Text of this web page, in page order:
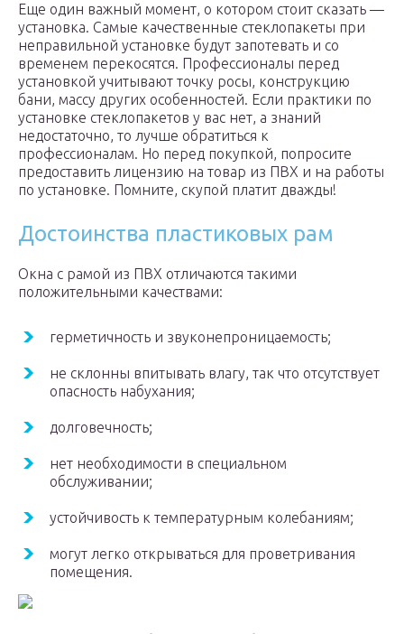
Еще один важный момент, о котором стоит сказать —
установка. Самые качественные стеклопакеты при
неправильной установке будут запотевать и со
временем перекосятся. Профессионалы перед
установкой учитывают точку росы, конструкцию
бани, массу других особенностей. Если практики по
установке стеклопакетов у вас нет, а знаний
недостаточно, то лучше обратиться к
профессионалам. Но перед покупкой, попросите
предоставить лицензию на товар из ПВХ и на работы
по установке. Помните, скупой платит дважды!
Достоинства пластиковых рам
Окна с рамой из ПВХ отличаются такими
положительными качествами:
герметичность и звуконепроницаемость;
не склонны впитывать влагу, так что отсутствует
опасность набухания;
долговечность;
нет необходимости в специальном
обслуживании;
устойчивость к температурным колебаниям;
могут легко открываться для проветривания
помещения.